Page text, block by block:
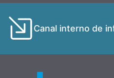
Canal interno de